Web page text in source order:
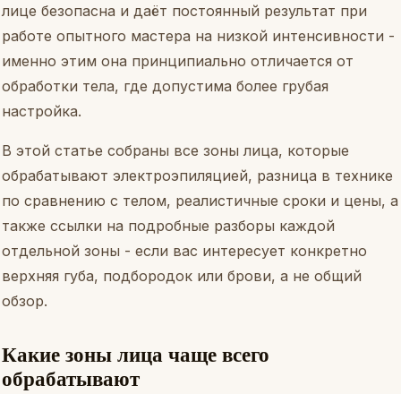
лице безопасна и даёт постоянный результат при
работе опытного мастера на низкой интенсивности -
именно этим она принципиально отличается от
обработки тела, где допустима более грубая
настройка.
В этой статье собраны все зоны лица, которые
обрабатывают электроэпиляцией, разница в технике
по сравнению с телом, реалистичные сроки и цены, а
также ссылки на подробные разборы каждой
отдельной зоны - если вас интересует конкретно
верхняя губа, подбородок или брови, а не общий
обзор.
Какие зоны лица чаще всего
обрабатывают